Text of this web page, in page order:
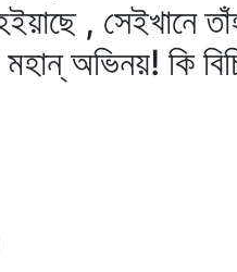
, সেইখানে
অভিনয়! কি